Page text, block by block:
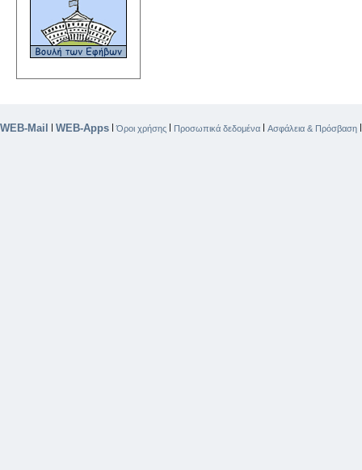
WEB-Mail WEB-Apps |Όροι χρήσης Προσωπικά δεδομένα Ασφάλεια & Πρόσβαση